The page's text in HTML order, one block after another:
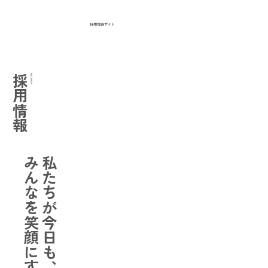
採用情報サイト
採用情報RECRUIT
私たちが今日も、
​みんなを笑顔にする